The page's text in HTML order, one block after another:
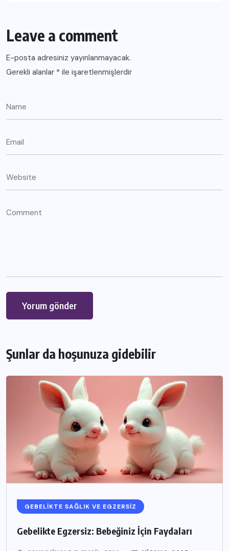
Leave a comment
E-posta adresiniz yayınlanmayacak.
Gerekli alanlar * ile işaretlenmişlerdir
Şunlar da hoşunuza gidebilir
GEBELIKTE SAĞLIK VE EGZERSIZ
Gebelikte Egzersiz: Bebeğiniz İçin Faydaları